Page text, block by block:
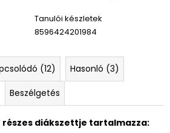
Tanulói készletek
8596424201984
(12)
Hasonló (3)
Beszélgetés
részes diákszettje tartalmazza: